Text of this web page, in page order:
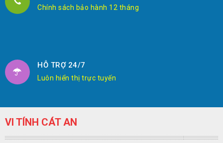
Chính sách bảo hành 12 tháng
HỖ TRỢ 24/7
Luôn hiển thị trực tuyến
VI TÍNH CÁT AN